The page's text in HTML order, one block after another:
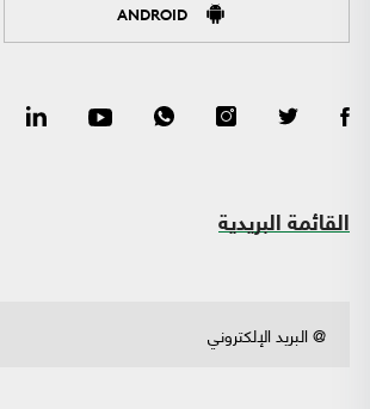
ANDROID
القائمة البريدية